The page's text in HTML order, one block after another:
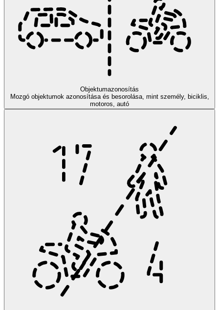
Objektumazonosítás
Mozgó objektumok azonosítása és besorolása, mint személy, biciklis,
motoros, autó